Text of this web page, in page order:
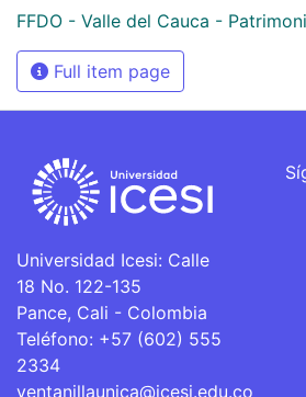
FFDO - Valle del Cauca -
Full item page
Universidad Icesi: Calle
18 No. 122-135
Pance, Cali - Colombia
Teléfono: +57 (602) 555
2334
ventanillaunica@icesi.edu.co